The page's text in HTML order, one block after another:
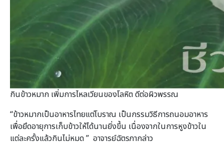
กินข้าวหมาก เพิ่มการไหลเวียนของโลหิต ดีต่อผิวพรรณ
“ข้าวหมากเป็นอาหารไทยแต่โบราณ เป็นกรรมวิธีการถนอมอาหาร
เพื่อยึดอายุการเก็บข้าวให้ได้นานยิ่งขึ้น เนื่องจากในการหูงข้าวใน
แต่ละครั้งแล้วกินไม่หมด ” อาจารย์ฉัตรภากล่าว